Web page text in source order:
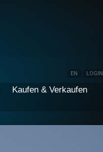
EN LOGIN
Kaufen & Verkaufen